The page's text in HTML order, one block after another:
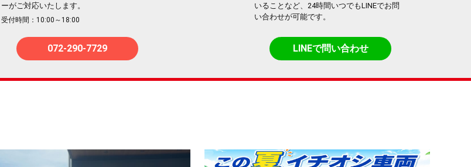
ーがご対応いたします。
受付時間：10:00～18:00
072-290-7729
いることなど、24時間いつでもLINEでお問
い合わせが可能です。
LINEで問い合わせ